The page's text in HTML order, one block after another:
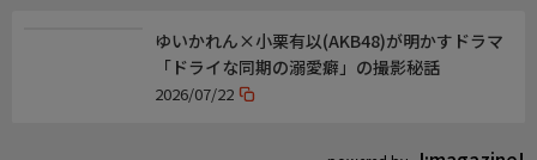
【公式HP】https://www.bs-tvtokyo.co.jp/ddd/
【公式X】https://x.com/dorama_bs7ch @dorama_bs7ch
【公式Instagram】https://www.instagram.com/dorama_bs7ch
ゆいかれん×小栗有以(AKB48)が明かすドラマ
「ドライな同期の溺愛癖」の撮影秘話
2026/07/22